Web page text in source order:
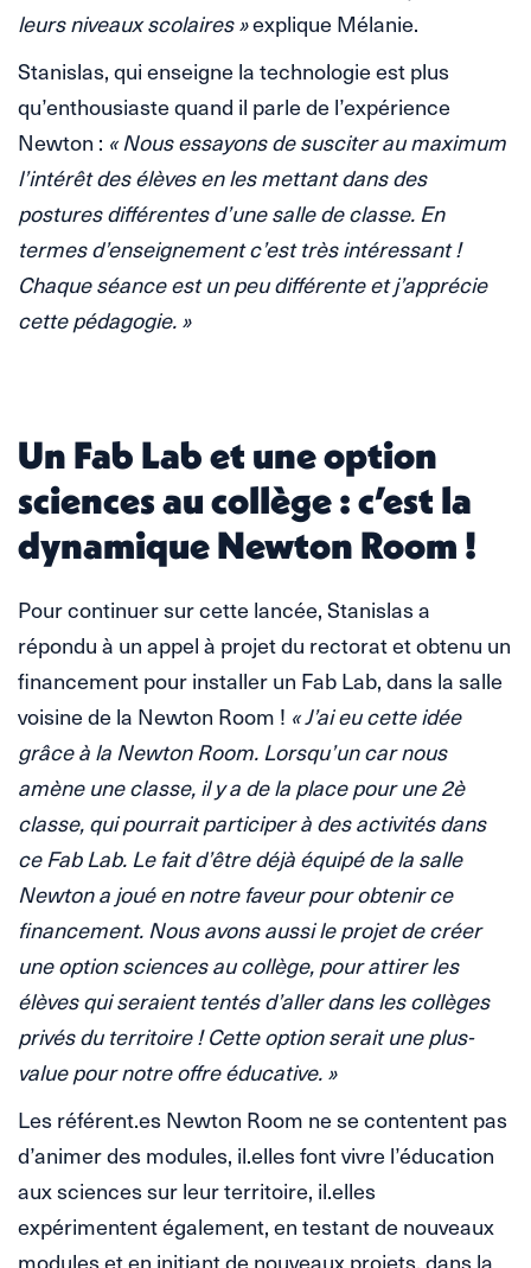
leurs niveaux scolaires »explique Mélanie.
Stanislas, qui enseigne la technologie est plus
qu’enthousiaste quand il parle de l’expérience
Newton : « Nous essayons de susciter au maximum
l’intérêt des élèves en les mettant dans des
postures différentes d’une salle de classe. En
termes d’enseignement c’est très intéressant !
Chaque séance est un peu différente et j’apprécie
cette pédagogie. »
Un Fab Lab et une option
sciences au collège : c’est la
dynamique Newton Room !
Pour continuer sur cette lancée, Stanislas a
répondu à un appel à projet du rectorat et obtenu un
financement pour installer un Fab Lab, dans la salle
voisine de la Newton Room ! « J’ai eu cette idée
grâce à la Newton Room. Lorsqu’un car nous
amène une classe, il y a de la place pour une 2è
classe, qui pourrait participer à des activités dans
ce Fab Lab. Le fait d’être déjà équipé de la salle
Newton a joué en notre faveur pour obtenir ce
financement. Nous avons aussi le projet de créer
une option sciences au collège, pour attirer les
élèves qui seraient tentés d’aller dans les collèges
privés du territoire ! Cette option serait une plus-
value pour notre offre éducative. »
Les référent.es Newton Room ne se contentent pas
d’animer des modules, il.elles font vivre l’éducation
aux sciences sur leur territoire, il.elles
expérimentent également, en testant de nouveaux
modules et en initiant de nouveaux projets, dans la